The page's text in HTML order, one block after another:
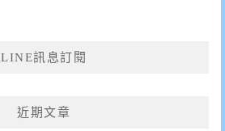
LINE訊息訂閱
近期文章